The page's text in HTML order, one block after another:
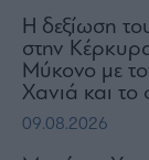
H δεξίωση
στην
Μύκονο με
Χανιά και το
09.08.2026